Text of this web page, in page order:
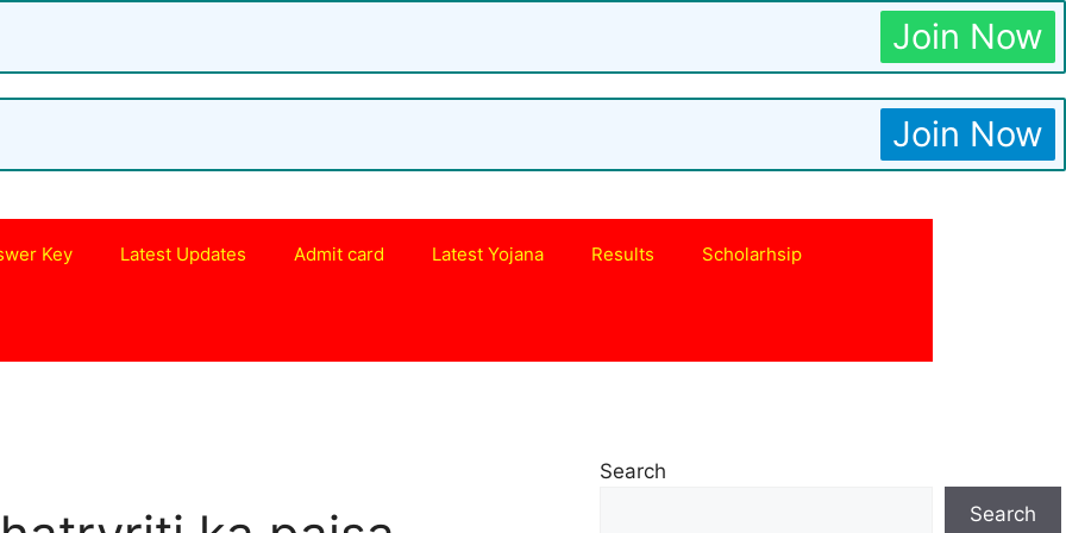
Join Now
Join Now
Key Latest Updates Admit card Latest Yojana Results Scholarhsip
Search
Search